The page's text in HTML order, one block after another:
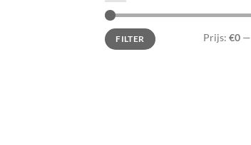
Min.
prijs
Max.
prijsFILTER Prijs: €0 —